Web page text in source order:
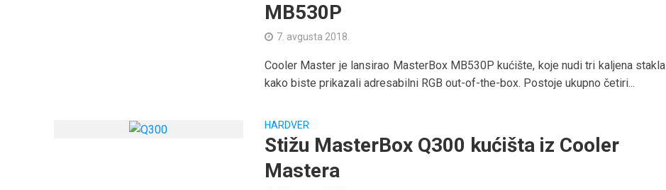
MB530P
7. avgusta 2018.
Cooler Master je lansirao MasterBox MB530P kućište, koje nudi tri kaljena stakla
kako biste prikazali adresabilni RGB out-of-the-box. Postoje ukupno četiri...
HARDVER
Stižu MasterBox Q300 kućišta iz Cooler
Mastera